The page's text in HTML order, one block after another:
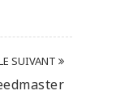
SUIVANT